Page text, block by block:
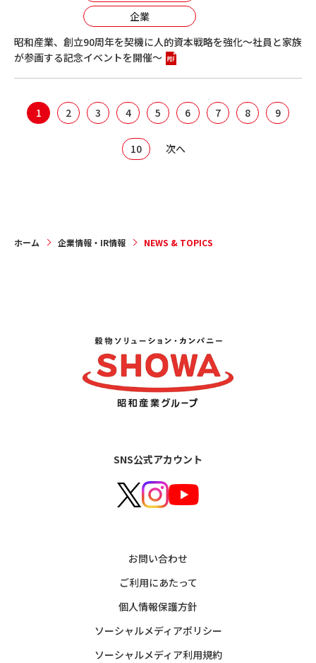
企業
昭和産業、創立90周年を契機に人的資本戦略を強化～社員と家族
が参画する記念イベントを開催～
1 2 3 4 5 6 7 8 9
10 次へ
ホーム 企業情報・IR情報 NEWS & TOPICS
SNS公式アカウント
お問い合わせ
ご利用にあたって
個人情報保護方針
ソーシャルメディアポリシー
ソーシャルメディア利用規約